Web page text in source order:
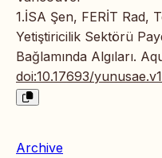
1.İSA Şen, FERİT Rad,
Yetiştiricilik Sektörü
Bağlamında Algıları.
doi:10.17693/
Archive